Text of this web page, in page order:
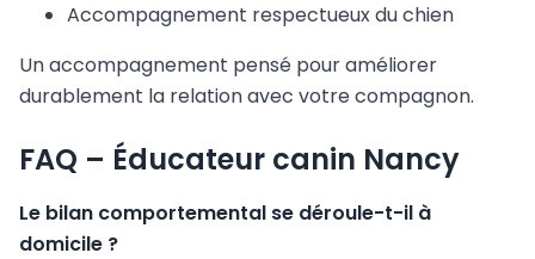
Accompagnement respectueux du chien
Un accompagnement pensé pour améliorer
durablement la relation avec votre compagnon.
FAQ – Éducateur canin Nancy
Le bilan comportemental se déroule-t-il à
domicile ?